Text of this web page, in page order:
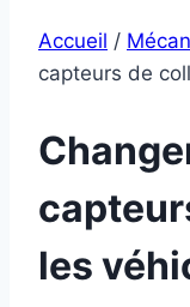
Accueil /
capteurs de
les